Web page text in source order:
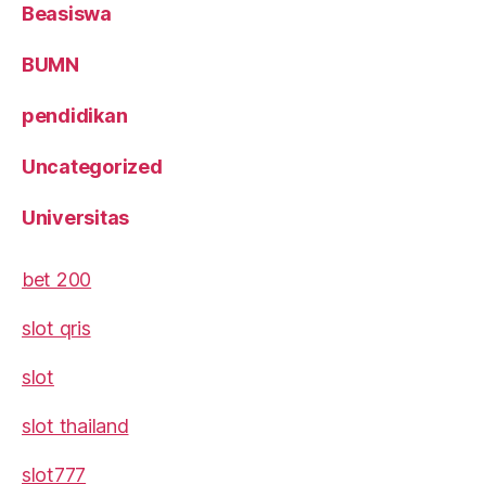
Beasiswa
BUMN
pendidikan
Uncategorized
Universitas
bet 200
slot qris
slot
slot thailand
slot777